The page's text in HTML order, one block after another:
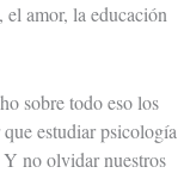
el amor, la educación
sobre todo eso los
estudiar psicología
no olvidar nuestros